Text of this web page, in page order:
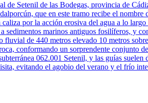
Setenil de las Bodegas, provincia de
que en este tramo recibe el nombre
por la acción erosiva del agua a lo
marinos antiguos fosilíferos, y
de 440 metros elevado 10 metros
conformando un sorprendente conjunto
062.001 Setenil, y las guías
evitando el agobio del verano y el frío